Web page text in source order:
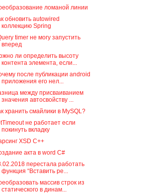
ломаной линии
обновить autowired
коллекцию Spring
timer не могу запустить
вперед
ли определить высоту
контента элемента, если...
после публикации android
приложения его нел...
между присваиванием
значения автосвойству ...
хранить смайлики в MySQL?
не работает если
покинуть вкладку
XSD С++
акта в word C#
перестала работать
функция “Вставить ре...
массив строк из
статического в динам...